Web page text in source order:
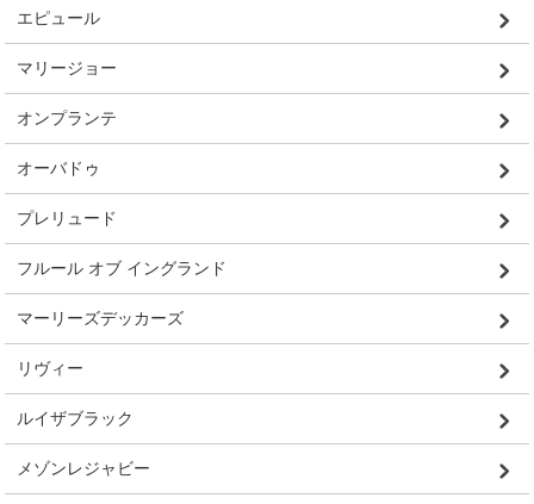
エピュール
マリージョー
オンプランテ
オーバドゥ
プレリュード
フルール オブ イングランド
マーリーズデッカーズ
リヴィー
ルイザブラック
メゾンレジャビー